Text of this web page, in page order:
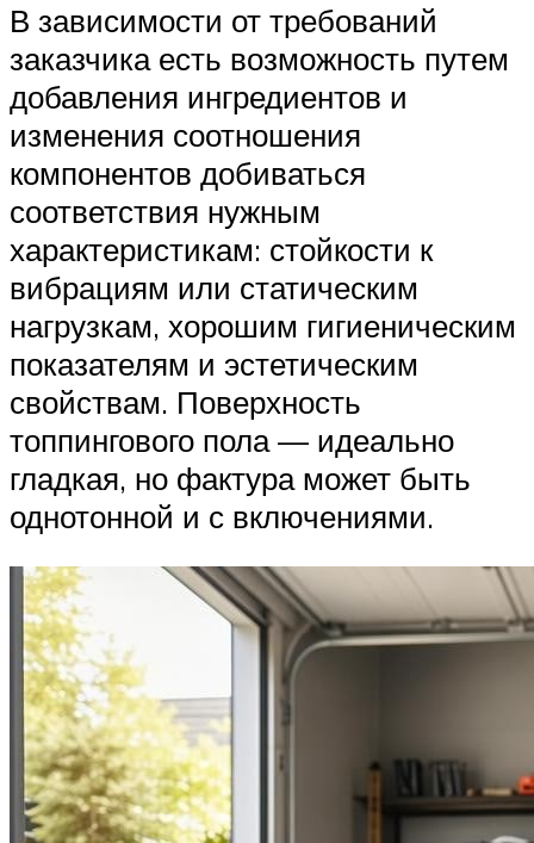
В зависимости от требований
заказчика есть возможность путем
добавления ингредиентов и
изменения соотношения
компонентов добиваться
соответствия нужным
характеристикам: стойкости к
вибрациям или статическим
нагрузкам, хорошим гигиеническим
показателям и эстетическим
свойствам. Поверхность
топпингового пола — идеально
гладкая, но фактура может быть
однотонной и с включениями.